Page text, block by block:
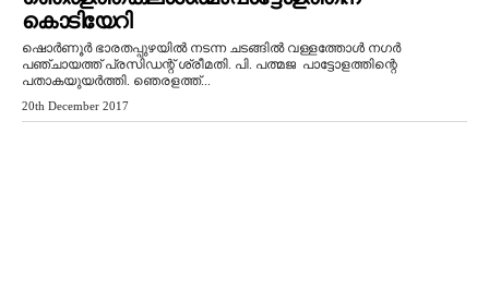
കൊടിയേറി
ഷൊർണൂർ ഭാരതപ്പുഴയിൽ നടന്ന ചടങ്ങിൽ വള്ളത്തോൾ നഗർ
പഞ്ചായത്ത്‌ പ്രസിഡന്റ് ശ്രീമതി. പി. പത്മജ പാട്ടോളത്തിന്റെ
പതാകയുയർത്തി. ഞെരളത്ത്...
20th December 2017